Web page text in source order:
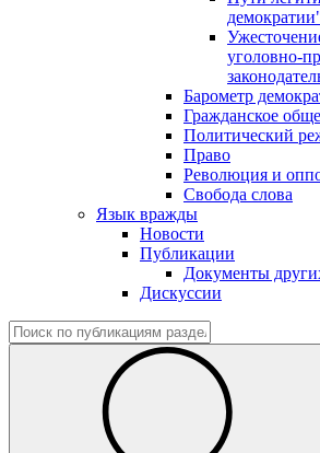
уголовно-
Барометр
Гражданское
Политический
Право
Революция и
Свобода слова
Язык вражды
Новости
Публикации
Документы
Дискуссии